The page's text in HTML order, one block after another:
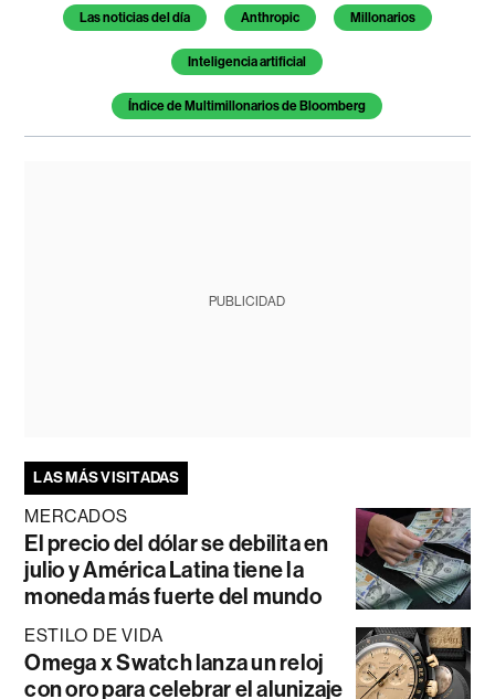
Temas de este artículo
Las noticias del día Anthropic Millonarios
Inteligencia artificial
Índice de Multimillonarios de Bloomberg
PUBLICIDAD
LAS MÁS VISITADAS
MERCADOS
El precio del dólar se debilita en
julio y América Latina tiene la
moneda más fuerte del mundo
ESTILO DE VIDA
Omega x Swatch lanza un reloj
con oro para celebrar el alunizaje